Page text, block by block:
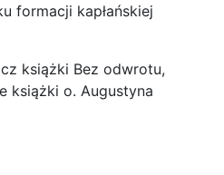
formacji kapłańskiej
książki Bez odwrotu,
książki o. Augustyna